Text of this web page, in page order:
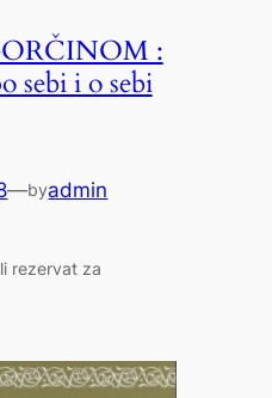
:
sebi i o sebi
—byadmin
rezervat za